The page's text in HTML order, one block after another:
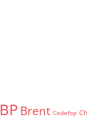
BPBrent Cedefop